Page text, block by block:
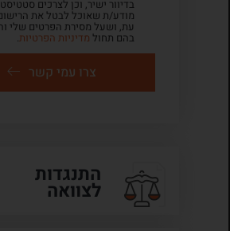
בדיוור ישיר, וכן לצרכים
מודע/ת שאוכל לבטל את
עת, ושעל מסירת הפרטים שלי
בהם תחול מדיניות הפרטיות.
צרו עמי קשר
התנגדות
לצוואה